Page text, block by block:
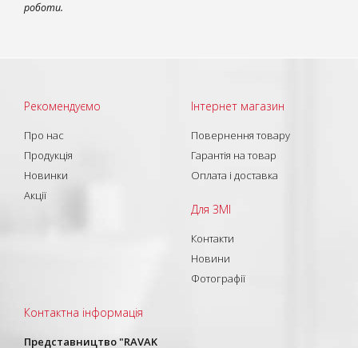
роботи.
Рекомендуємо
Про нас
Продукція
Новинки
Акції
Інтернет магазин
Повернення товару
Гарантія на товар
Оплата і доставка
Для ЗМІ
Контакти
Новини
Фотографії
Контактна інформація
Представництво "RAVAK